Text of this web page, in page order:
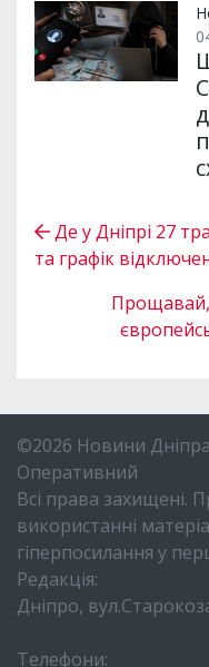
Де у Дніпрі 27
та графік
Прощавай,
©2026 Новини
Оперативний
Всі права захищені.
використанні
гіперпосилання у
Редакція:
Дніпро,
Телефони: